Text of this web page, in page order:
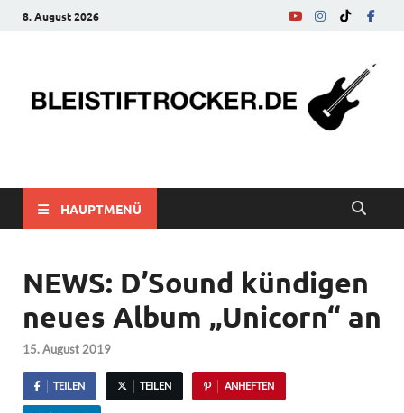
8. August 2026
bleistiftrocker.de
HAUPTMENÜ
NEWS: D’Sound kündigen
neues Album „Unicorn“ an
15. August 2019
TEILEN TEILEN ANHEFTEN